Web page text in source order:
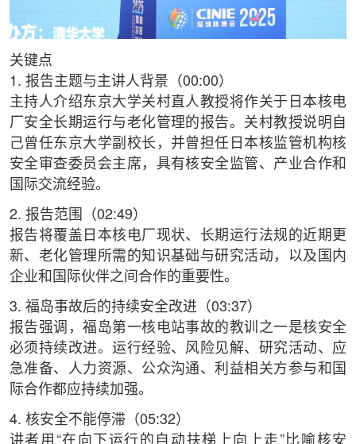
关键点
1. 报告主题与主讲人背景（00:00）
主持人介绍东京大学关村直人教授将作关于日本核电
厂安全长期运行与老化管理的报告。关村教授说明自
己曾任东京大学副校长，并曾担任日本核监管机构核
安全审查委员会主席，具有核安全监管、产业合作和
国际交流经验。
2. 报告范围（02:49）
报告将覆盖日本核电厂现状、长期运行法规的近期更
新、老化管理所需的知识基础与研究活动，以及国内
企业和国际伙伴之间合作的重要性。
3. 福岛事故后的持续安全改进（03:37）
报告强调，福岛第一核电站事故的教训之一是核安全
必须持续改进。运行经验、风险见解、研究活动、应
急准备、人力资源、公众沟通、利益相关方参与和国
际合作都应持续加强。
4. 核安全不能停滞（05:32）
讲者用“在向下运行的自动扶梯上向上走”比喻核安